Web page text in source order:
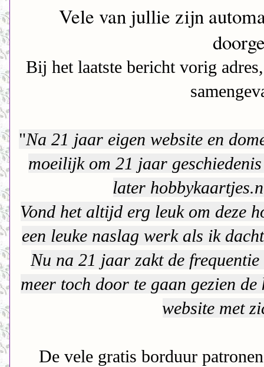
Vele van jullie zijn
Bij het laatste bericht vorig
"Na 21 jaar eigen website en
moeilijk om 21 jaar
later
Vond het altijd erg leuk om deze
een leuke naslag werk als ik
Nu na 21 jaar zakt de
meer toch door te gaan gezien
website met
De vele gratis borduur